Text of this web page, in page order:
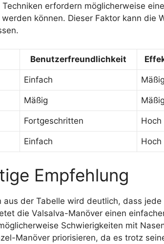
Techniken erfordern möglicherweise
können. Dieser Faktor kann die
Benutzerfreundlichkeit
Einfach Mäßig
Mäßig Mäßig
Fortgeschritten Hoch
Einfach Hoch
Empfehlung
der Tabelle wird deutlich, dass
die Valsalva-Manöver einen
Schwierigkeiten mit
Manöver priorisieren, da es trotz